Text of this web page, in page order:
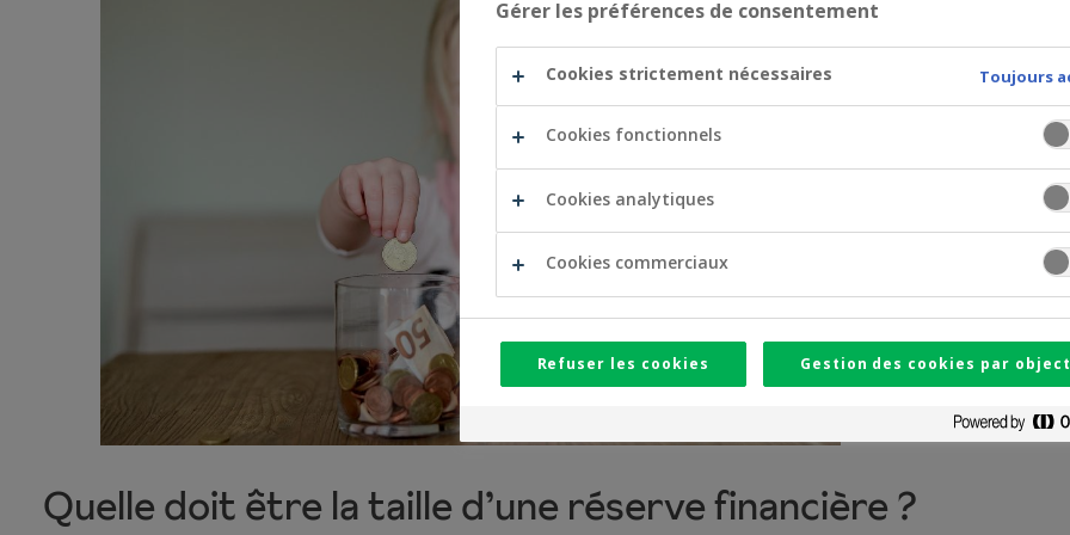
Quelle doit être la taille d’une réserve financière ?
Gérer les préférences de consentement
Cookies strictement nécessaires Toujours
Cookies fonctionnels
Cookies analytiques
Cookies commerciaux
Refuser les cookies Gestion des cookies par